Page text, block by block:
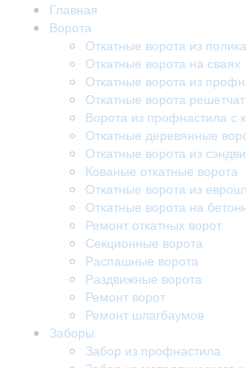
Главная
Ворота
Откатные ворота из
Откатные ворота на сваях
Откатные ворота из
Откатные ворота
Ворота из профнастила с
Откатные деревянные
Откатные ворота из
Кованые откатные ворота
Откатные ворота из
Откатные ворота на
Ремонт откатных ворот
Секционные ворота
Распашные ворота
Раздвижные ворота
Ремонт ворот
Ремонт шлагбаумов
Заборы
Забор из профнастила